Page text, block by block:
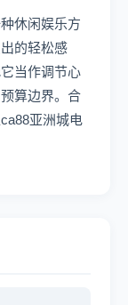
休闲娱乐方
的轻松感
当作调节心
算边界。合
亚洲城电